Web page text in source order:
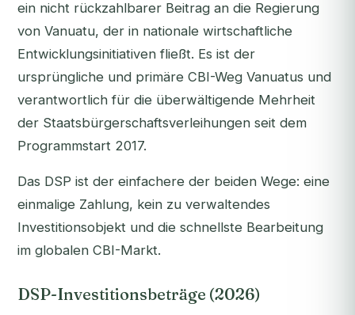
ein nicht rückzahlbarer Beitrag an die Regierung
von Vanuatu, der in nationale wirtschaftliche
Entwicklungsinitiativen fließt. Es ist der
ursprüngliche und primäre CBI-Weg Vanuatus und
verantwortlich für die überwältigende Mehrheit
der Staatsbürgerschaftsverleihungen seit dem
Programmstart 2017.
Das DSP ist der einfachere der beiden Wege: eine
einmalige Zahlung, kein zu verwaltendes
Investitionsobjekt und die schnellste Bearbeitung
im globalen CBI-Markt.
DSP-Investitionsbeträge (2026)